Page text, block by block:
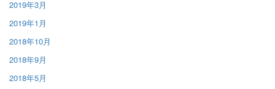
2019年3月
2019年1月
2018年10月
2018年9月
2018年5月